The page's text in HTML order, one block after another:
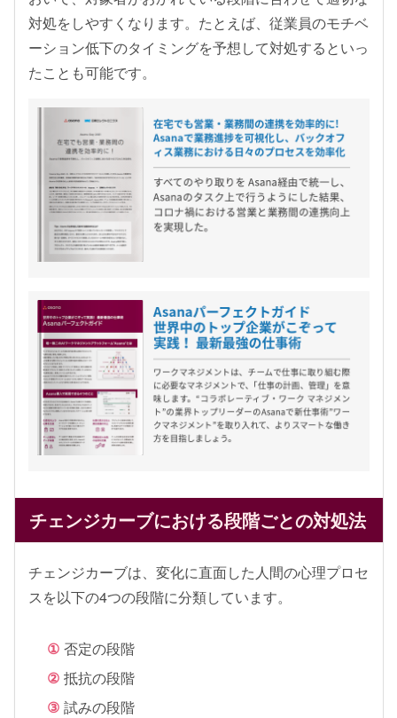
対処をしやすくなります。たとえば、従業員のモチベ
ーション低下のタイミングを予想して対処するといっ
たことも可能です。
チェンジカーブにおける段階ごとの対処法
チェンジカーブは、変化に直面した人間の心理プロセ
スを以下の4つの段階に分類しています。
否定の段階
抵抗の段階
試みの段階